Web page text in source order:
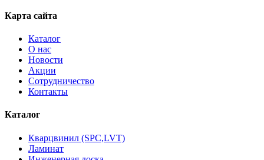
Карта сайта
Каталог
О нас
Новости
Акции
Сотрудничество
Контакты
Каталог
Кварцвинил (SPC,LVT)
Ламинат